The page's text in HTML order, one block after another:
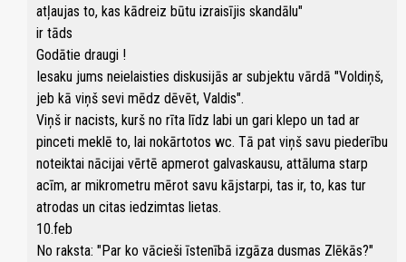
atļaujas to, kas kādreiz būtu izraisījis skandālu"
ir tāds
Godātie draugi !
Iesaku jums neielaisties diskusijās ar subjektu vārdā "Voldiņš,
jeb kā viņš sevi mēdz dēvēt, Valdis".
Viņš ir nacists, kurš no rīta līdz labi un gari klepo un tad ar
pinceti meklē to, lai nokārtotos wc. Tā pat viņš savu piederību
noteiktai nācijai vērtē apmerot galvaskausu, attāluma starp
acīm, ar mikrometru mērot savu kājstarpi, tas ir, to, kas tur
atrodas un citas iedzimtas lietas.
10.feb
No raksta: "Par ko vācieši īstenībā izgāza dusmas Zlēkās?"